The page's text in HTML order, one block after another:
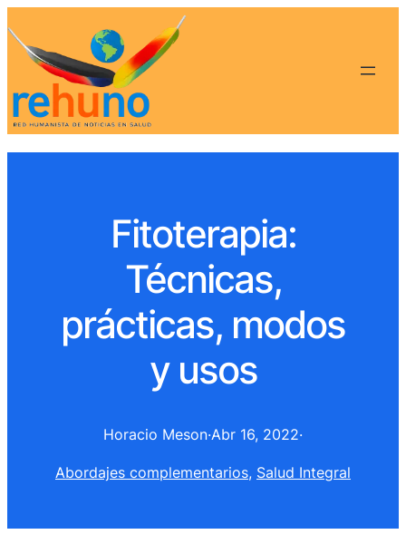
Fitoterapia:
Técnicas,
prácticas, modos
y usos
Horacio Meson·Abr 16, 2022·
Abordajes complementarios, Salud Integral